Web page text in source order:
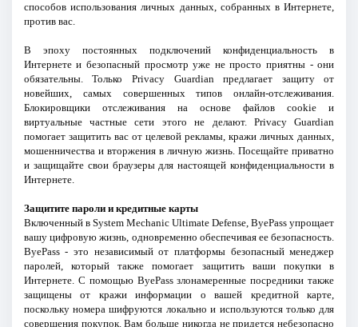
способов использования личных данных, собранных в Интернете,
против вас.
В эпоху постоянных подключений конфиденциальность в
Интернете и безопасный просмотр уже не просто приятны - они
обязательны. Только Privacy Guardian предлагает защиту от
новейших, самых совершенных типов онлайн-отслеживания.
Блокировщики отслеживания на основе файлов cookie и
виртуальные частные сети этого не делают. Privacy Guardian
помогает защитить вас от целевой рекламы, кражи личных данных,
мошенничества и вторжения в личную жизнь. Посещайте приватно
и защищайте свои браузеры для настоящей конфиденциальности в
Интернете.
Защитите пароли и кредитные карты
Включенный в System Mechanic Ultimate Defense, ByePass упрощает
вашу цифровую жизнь, одновременно обеспечивая ее безопасность.
ByePass - это независимый от платформы безопасный менеджер
паролей, который также помогает защитить ваши покупки в
Интернете. С помощью ByePass злонамеренные посредники также
защищены от кражи информации о вашей кредитной карте,
поскольку номера шифруются локально и используются только для
совершения покупок. Вам больше никогда не придется небезопасно